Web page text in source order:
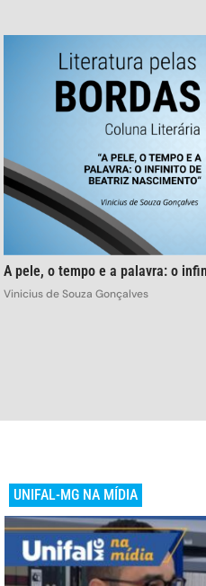
A pele, o tempo e a palavra: o
Vinicius de Souza Gonçalves
UNIFAL-MG NA MÍDIA